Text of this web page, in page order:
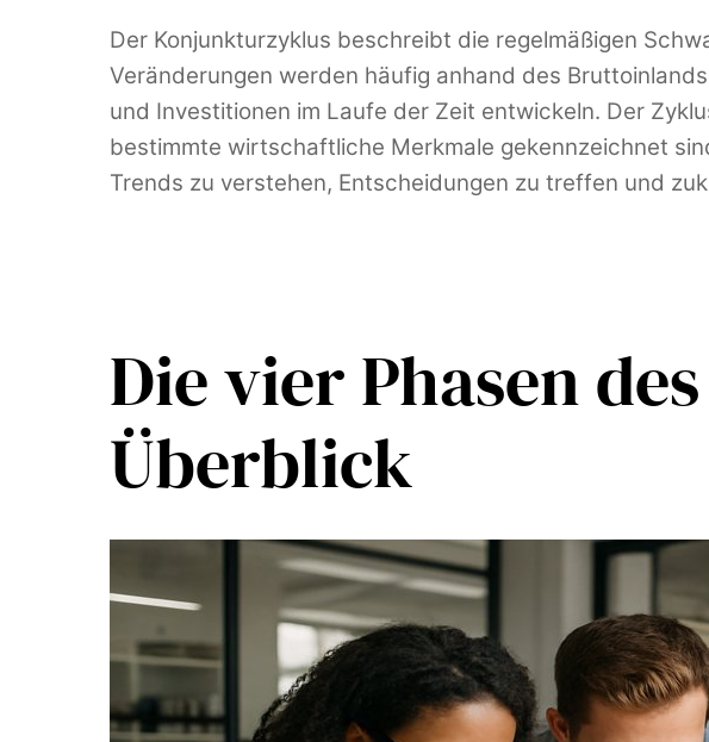
Der Konjunkturzyklus beschreibt die regelmäßigen
Veränderungen werden häufig anhand des
und Investitionen im Laufe der Zeit entwickeln. Der
bestimmte wirtschaftliche Merkmale gekennzeichnet
Trends zu verstehen, Entscheidungen zu treffen und
Die vier Phasen
Überblick